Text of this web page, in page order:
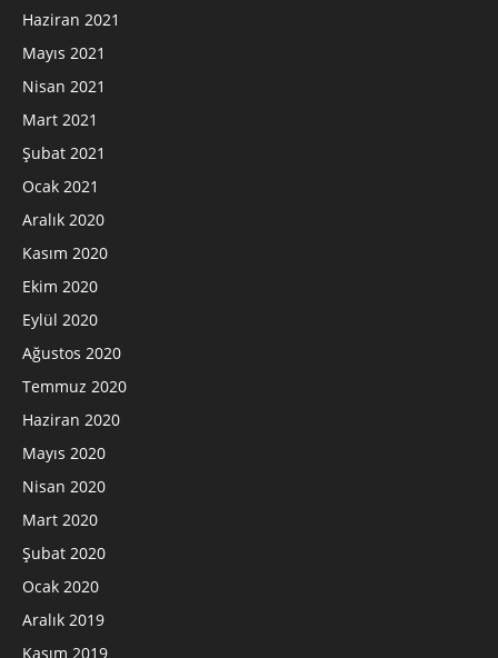
Haziran 2021
Mayıs 2021
Nisan 2021
Mart 2021
Şubat 2021
Ocak 2021
Aralık 2020
Kasım 2020
Ekim 2020
Eylül 2020
Ağustos 2020
Temmuz 2020
Haziran 2020
Mayıs 2020
Nisan 2020
Mart 2020
Şubat 2020
Ocak 2020
Aralık 2019
Kasım 2019